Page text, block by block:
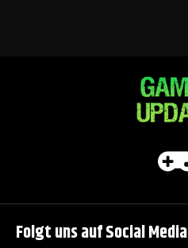
Folgt uns auf Social Media